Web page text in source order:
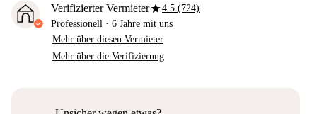
Verifizierter Vermieterstar4.5 (724)
Professionell · 6 Jahre mit uns
Mehr über diesen Vermieter
Mehr über die Verifizierung